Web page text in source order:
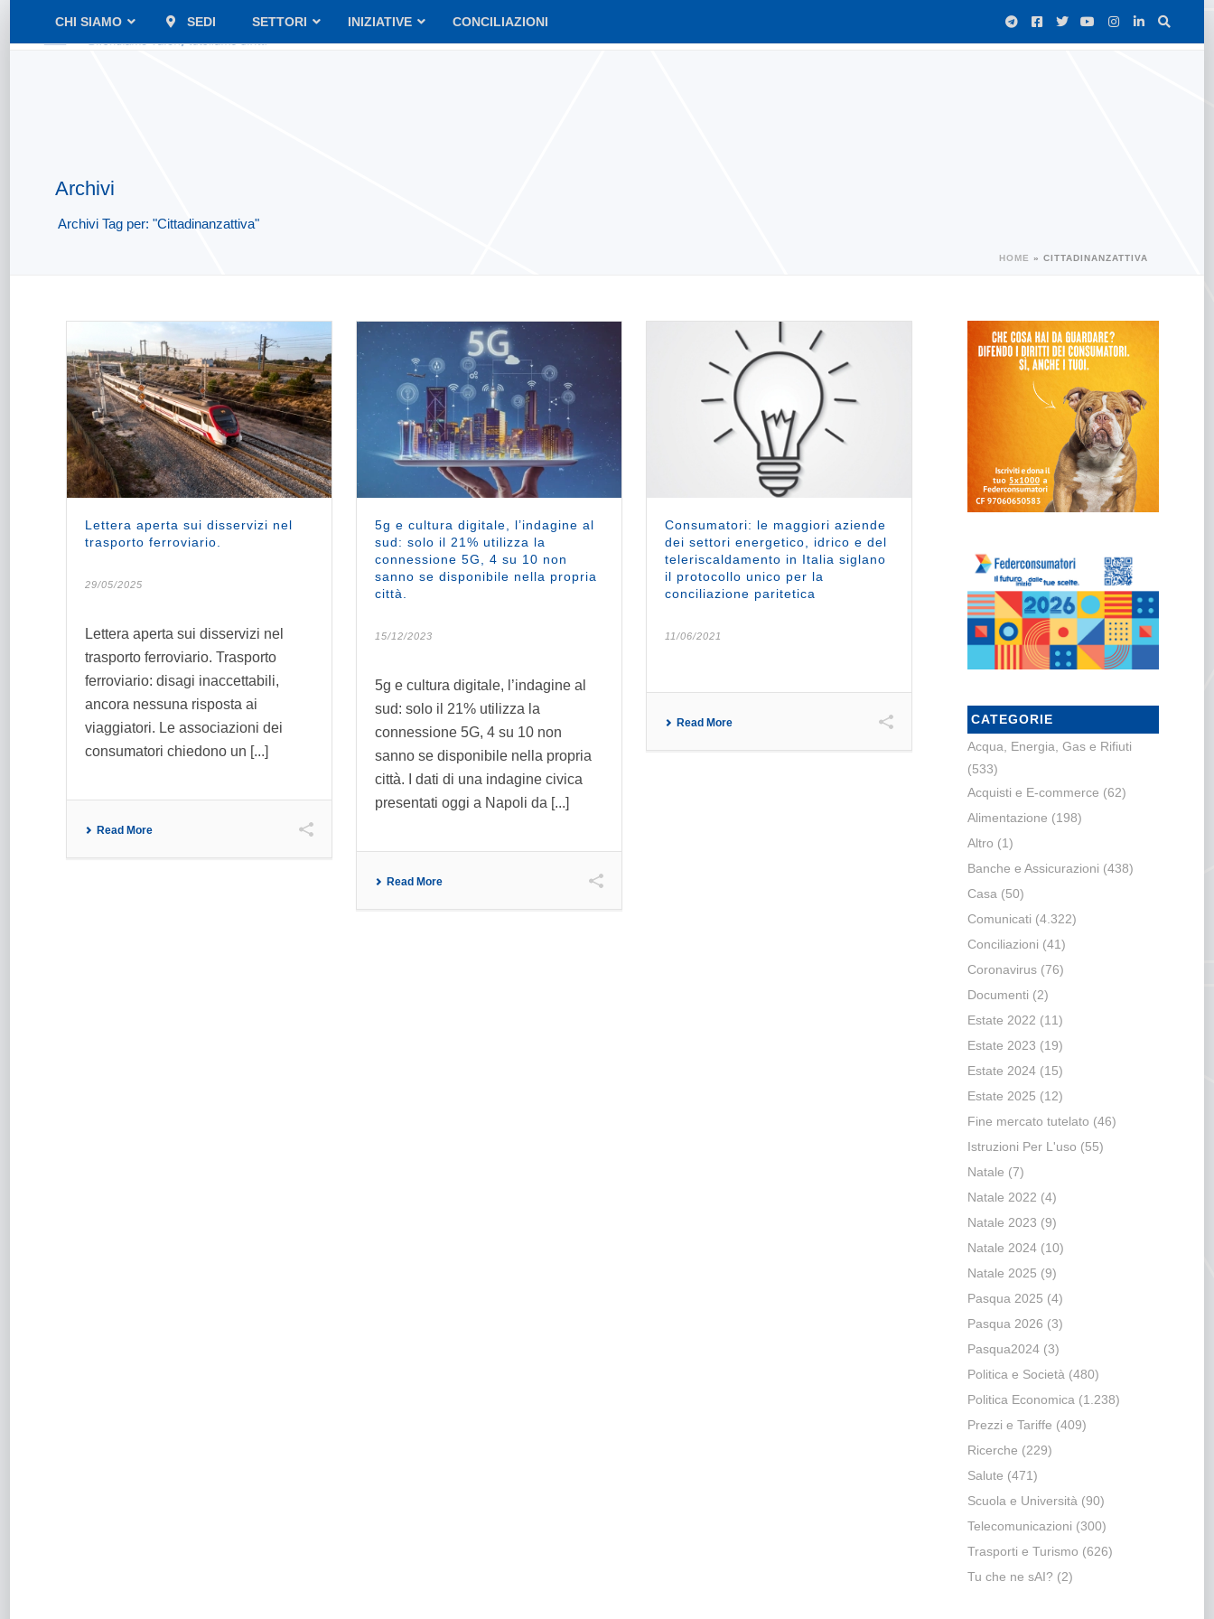
CHI SIAMO SEDI SETTORI INIZIATIVE CONCILIAZIONI
Archivi
Archivi Tag per: "Cittadinanzattiva"
HOME » CITTADINANZATTIVA
Lettera aperta sui disservizi nel
trasporto ferroviario.
29/05/2025
Lettera aperta sui disservizi nel
trasporto ferroviario. Trasporto
ferroviario: disagi inaccettabili,
ancora nessuna risposta ai
viaggiatori. Le associazioni dei
consumatori chiedono un [...]
Read More
5g e cultura digitale, l’indagine al
sud: solo il 21% utilizza la
connessione 5G, 4 su 10 non
sanno se disponibile nella propria
città.
15/12/2023
5g e cultura digitale, l’indagine al
sud: solo il 21% utilizza la
connessione 5G, 4 su 10 non
sanno se disponibile nella propria
città. I dati di una indagine civica
presentati oggi a Napoli da [...]
Read More
Consumatori: le maggiori aziende
dei settori energetico, idrico e del
teleriscaldamento in Italia siglano
il protocollo unico per la
conciliazione paritetica
11/06/2021
Read More
CATEGORIE
Acqua, Energia, Gas e Rifiuti
(533)
Acquisti e E-commerce (62)
Alimentazione (198)
Altro (1)
Banche e Assicurazioni (438)
Casa (50)
Comunicati (4.322)
Conciliazioni (41)
Coronavirus(76)
Documenti (2)
Estate 2022 (11)
Estate 2023 (19)
Estate 2024(15)
Estate 2025 (12)
Fine mercato tutelato (46)
Istruzioni Per L'uso (55)
Natale (7)
Natale 2022 (4)
Natale 2023 (9)
Natale 2024(10)
Natale 2025 (9)
Pasqua 2025 (4)
Pasqua 2026 (3)
Pasqua2024(3)
Politica e Società (480)
Politica Economica (1.238)
Prezzi e Tariffe (409)
Ricerche (229)
Salute (471)
Scuola e Università (90)
Telecomunicazioni (300)
Trasporti e Turismo (626)
Tu che ne sAI? (2)